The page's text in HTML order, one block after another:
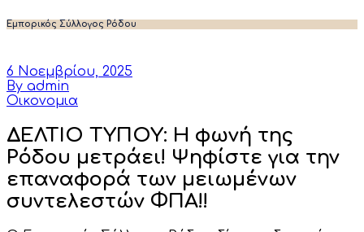
Εμπορικός Σύλλογος Ρόδου
6 Νοεμβρίου, 2025
By admin
Οικονομια
ΔΕΛΤΙΟ ΤΥΠΟΥ: Η φωνή της
Ρόδου μετράει! Ψηφίστε για την
επαναφορά των μειωμένων
συντελεστών ΦΠΑ!!